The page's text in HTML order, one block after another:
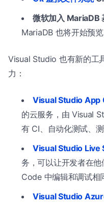
微软加入 MariaDB
MariaDB 也将开始预览
Visual Studio 也有新的工
力：
Visual Studio App
的云服务，由 Visual
有 CI、自动化测试、
Visual Studio Live
务，可以让开发者在
Code 中编辑和调试相
Visual Studio